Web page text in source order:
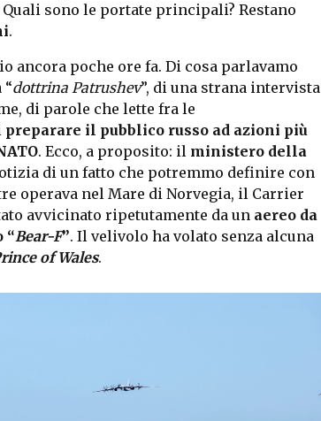
sono le portate principali? Restano
.
ancora poche ore fa. Di cosa parlavamo
dottrina Patrushev”, di una strana intervista
di parole che lette fra le
preparare il pubblico russo ad azioni più
. Ecco, a proposito: il ministero della
di un fatto che potremmo definire con
operava nel Mare di Norvegia, il Carrier
avvicinato ripetutamente da un aereo da
“Bear-F”. Il velivolo ha volato senza alcuna
of Wales.